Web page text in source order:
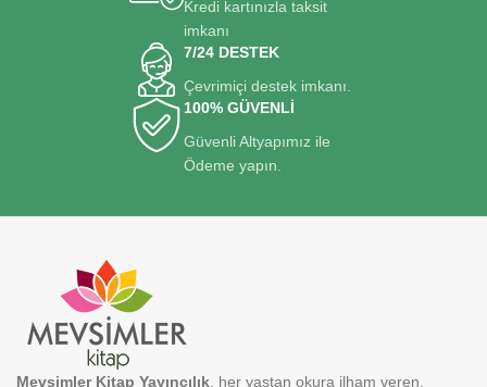
Kredi kartınızla taksit
imkanı
7/24 DESTEK
Çevrimiçi destek imkanı.
100% GÜVENLİ
Güvenli Altyapımız ile
Ödeme yapın.
Mevsimler Kitap Yayıncılık , her yaştan okura ilham veren,